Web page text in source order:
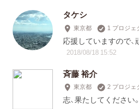
タケシ
東京都 1 プロジェ
応援していますので、
2018/08/18 15:52
斉藤 裕介
東京都 2 プロジェ
志、果たしてください。